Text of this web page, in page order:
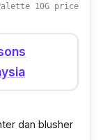
10G price
dan blusher